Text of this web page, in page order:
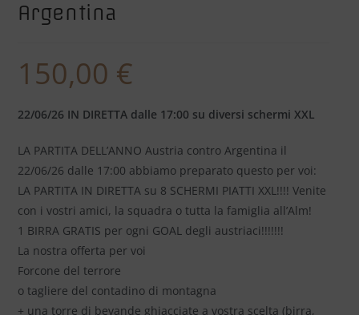
Argentina
150,00 €
22/06/26 IN DIRETTA dalle 17:00 su diversi schermi XXL
LA PARTITA DELL’ANNO Austria contro Argentina il
22/06/26 dalle 17:00 abbiamo preparato questo per voi:
LA PARTITA IN DIRETTA su 8 SCHERMI PIATTI XXL!!!! Venite
con i vostri amici, la squadra o tutta la famiglia all’Alm!
1 BIRRA GRATIS per ogni GOAL degli austriaci!!!!!!!
La nostra offerta per voi
Forcone del terrore
o tagliere del contadino di montagna
+ una torre di bevande ghiacciate a vostra scelta (birra,